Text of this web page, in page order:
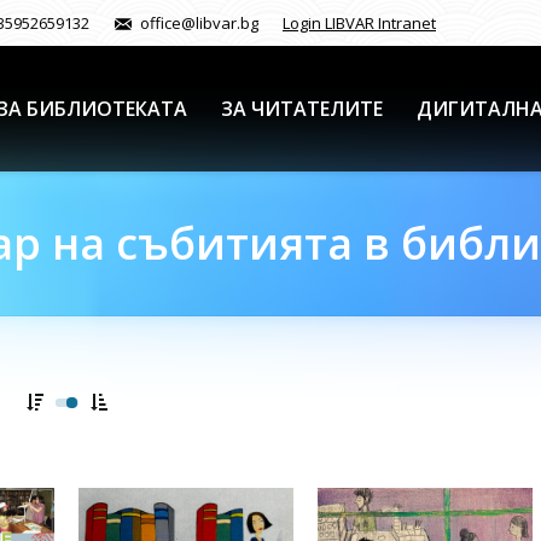
office@libvar.bg Login LIBVAR Intranet
БИБЛИОТЕКАТА ЗА ЧИТАТЕЛИТЕ
на събитията в